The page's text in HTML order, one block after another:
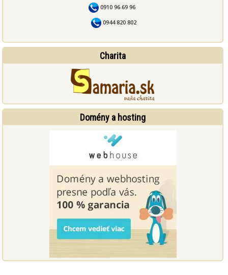
0910 96 69 96
0944 820 802
Charita
Domény a hosting